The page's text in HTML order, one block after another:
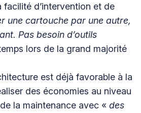
d’intervention et de
une cartouche par une autre,
Pas besoin d’outils
lors de la grand majorité
est déjà favorable à la
des économies au niveau
la maintenance avec « des